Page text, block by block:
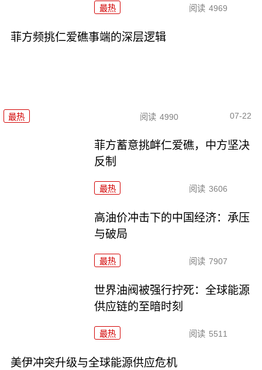
最热 阅读 4969
菲方频挑仁爱礁事端的深层逻辑
最热 阅读 4990 07-22
菲方蓄意挑衅仁爱礁，中方坚决
反制
最热 阅读 3606
高油价冲击下的中国经济：承压
与破局
最热 阅读 7907
世界油阀被强行拧死：全球能源
供应链的至暗时刻
最热 阅读 5511
美伊冲突升级与全球能源供应危机